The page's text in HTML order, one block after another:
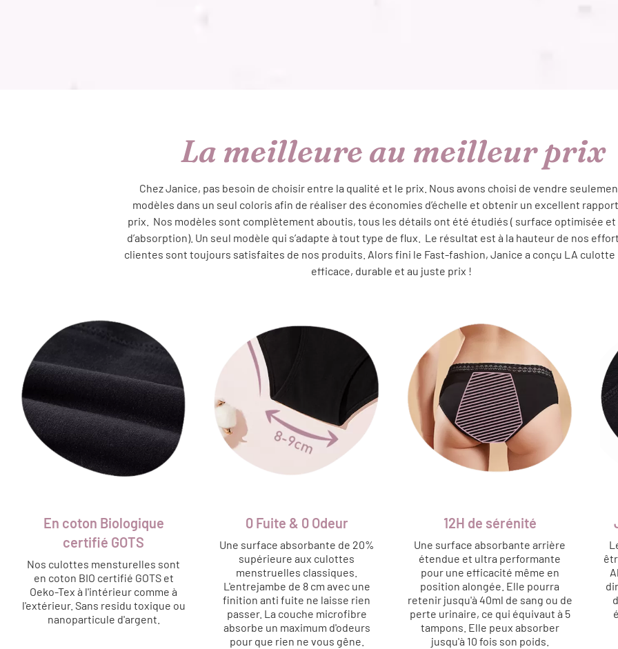
La meilleure au meilleur prix
Chez Janice, pas besoin de choisir entre la qualité et le prix. Nous avons choisi de vendre
modèles dans un seul coloris afin de réaliser des économies d’échelle et obtenir un excellent
prix. Nos modèles sont complètement aboutis, tous les détails ont été étudiés ( surface optimisée et
d’absorption). Un seul modèle qui s’adapte à tout type de flux. Le résultat est à la hauteur de nos
clientes sont toujours satisfaites de nos produits. Alors fini le Fast-fashion, Janice a conçu LA culotte
efficace, durable et au juste prix !
En coton Biologique
certifié GOTS
Nos culottes mensturelles sont
en coton BIO certifié GOTS et
Oeko-Tex à l'intérieur comme à
l'extérieur. Sans residu toxique ou
nanoparticule d'argent.
0 Fuite & 0 Odeur
Une surface absorbante de 20%
supérieure aux culottes
menstruelles classiques.
L'entrejambe de 8 cm avec une
finition anti fuite ne laisse rien
passer. La couche microfibre
absorbe un maximum d'odeurs
pour que rien ne vous gêne.
12H de sérénité
Une surface absorbante arrière
étendue et ultra performante
pour une efficacité même en
position alongée. Elle pourra
retenir jusqu'à 40ml de sang ou de
perte urinaire, ce qui équivaut à 5
tampons. Elle peux absorber
jusqu'à 10 fois son poids.